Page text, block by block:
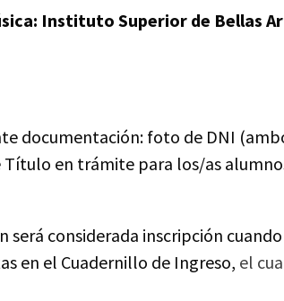
Instituto Superior de Bellas
documentación: foto de DNI
en trámite para los/as
considerada inscripción
en el Cuadernillo de Ingreso, el